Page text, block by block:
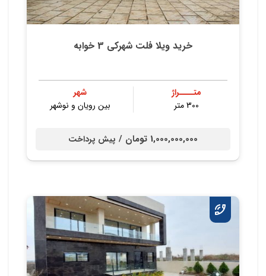
خرید ویلا فلت شهرکی 3 خوابه
متــــراژ
300 متر
شهر
بین رویان و نوشهر
1,000,000,000 تومان / پیش پرداخت